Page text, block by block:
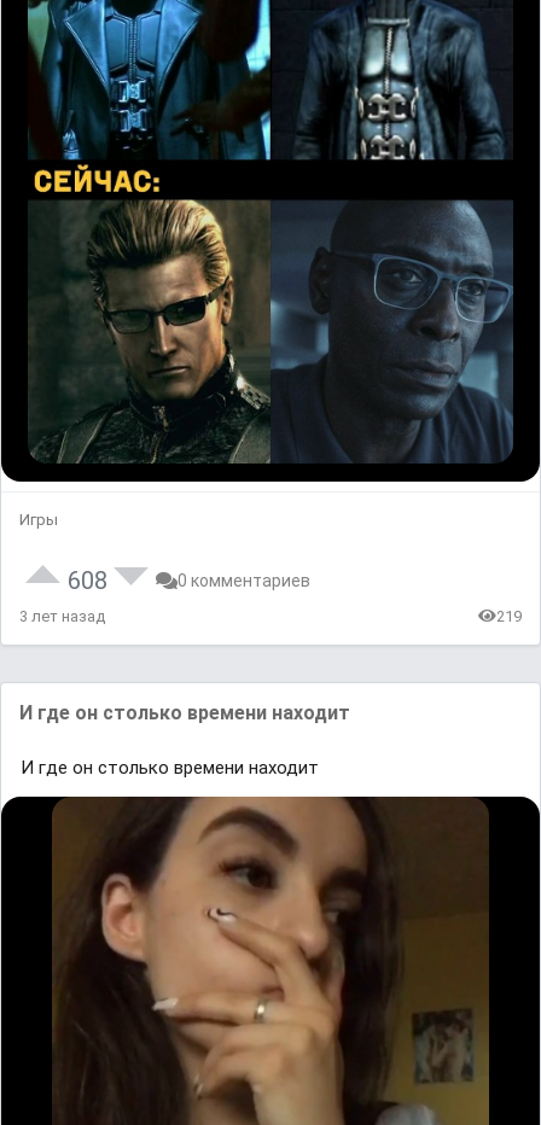
Игры
608 0 комментариев
3 лет назад 219
И где он столько времени находит
И где он столько времени находит